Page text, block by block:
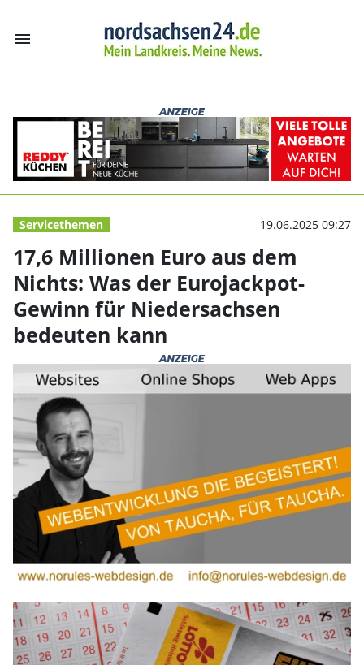
menu 17,6 Millionen
Servicethemen 19.06.2025 09:27
17,6 Millionen Euro aus dem
Nichts: Was der Eurojackpot-
Gewinn für Niedersachsen
bedeuten kann